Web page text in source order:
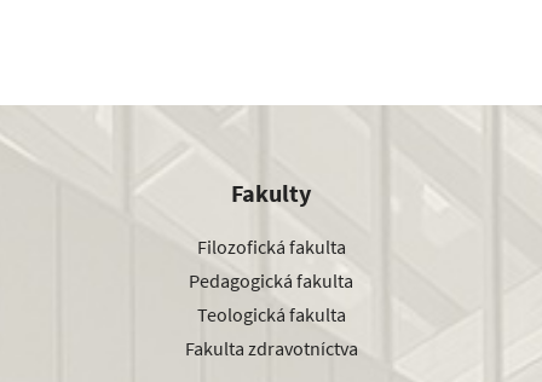
Fakulty
Filozofická fakulta
Pedagogická fakulta
Teologická fakulta
Fakulta zdravotníctva